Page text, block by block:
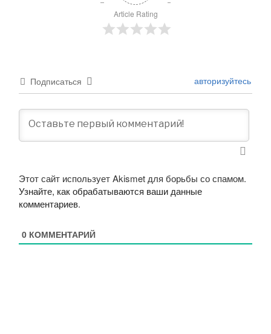
Article Rating
Подписаться авторизуйтесь
Этот сайт использует Akismet для борьбы со спамом.
Узнайте, как обрабатываются ваши данные
комментариев.
0 КОММЕНТАРИЙ